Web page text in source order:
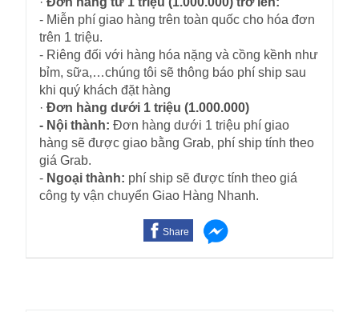
- Miễn phí giao hàng trên toàn quốc cho hóa đơn
trên 1 triệu.
- Riêng đối với hàng hóa nặng và cồng kềnh như
bỉm, sữa,…chúng tôi sẽ thông báo phí ship sau
khi quý khách đặt hàng
· Đơn hàng dưới 1 triệu (1.000.000)
- Nội thành: Đơn hàng dưới 1 triệu phí giao
hàng sẽ được giao bằng Grab, phí ship tính theo
giá Grab.
- Ngoại thành: phí ship sẽ được tính theo giá
công ty vận chuyển Giao Hàng Nhanh.
Share